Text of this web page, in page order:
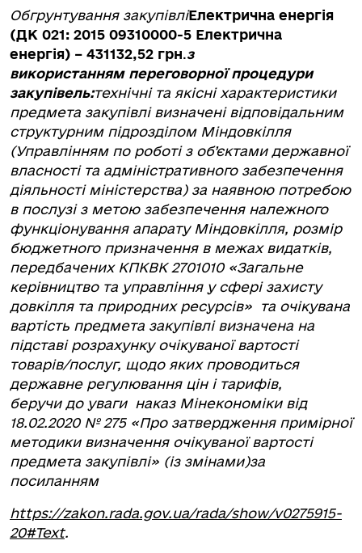
Обгрунтування закупівліЕлектрична енергія
(ДК 021: 2015 09310000-5 Електрична
енергія) – 431132,52 грн.з
використанням переговорної процедури
закупівель:технічні та якісні характеристики
предмета закупівлі визначені відповідальним
структурним підрозділом Міндовкілля
(Управлінням по роботі з об’єктами державної
власності та адміністративного забезпечення
діяльності міністерства) за наявною потребою
в послузі з метою забезпечення належного
функціонування апарату Міндовкілля, розмір
бюджетного призначення в межах видатків,
передбачених КПКВК 2701010 «Загальне
керівництво та управління у сфері захисту
довкілля та природних ресурсів» та очікувана
вартість предмета закупівлі визначена на
підставі розрахунку очікуваної вартості
товарів/послуг, щодо яких проводиться
державне регулювання цін і тарифів,
беручи до уваги наказ Мінекономіки від
18.02.2020 № 275 «Про затвердження примірної
методики визначення очікуваної вартості
предмета закупівлі» (із змінами)за
посиланням
https://zakon.rada.gov.ua/rada/show/v0275915-
20#Text.